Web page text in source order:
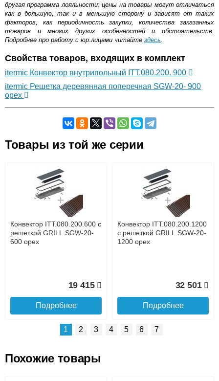
другая программа лояльности: цены на товары могут отличаться
как в большую, так и в меньшую сторону и зависят от таких
факторов, как периодичность закупки, количества заказанных
товаров и многих других особенностей и обстоятельств.
Подробнее про работу с юр.лицами читайте здесь.
Свойства товаров, входящих в комплект
itermic Конвектор внутрипольный ITT.080.200. 900
itermic Решетка деревянная поперечная SGW-20- 900
орех
Оставьте отзыв
Доставка сантехники по Москве и Московской области
Наличный расчёт
Банковской картой на сайте в режиме реального
времени
Банковской картой при получении товара как при
доставке, так и самовывозом
Интернет-деньгами (Yandex-деньги, Web-money,
Qiwi-кошельки и другие).
Безналичный расчёт (возможно и с НДС)
Товары из той же серии
Конвектор ITT.080.200.600 с
решеткой GRILL.SGW-20-
600 орех
19 415
Подробнее
Конвектор ITT.080.200.1200
с решеткой GRILL.SGW-20-
1200 орех
32 501
Подробнее
1 2 3 4 5 6 7
Похожие товары